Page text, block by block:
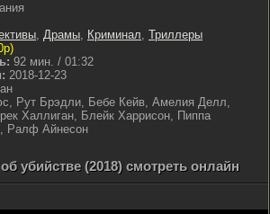
, Драмы, Криминал, Триллеры
92 мин. / 01:32
2018-12-23
Рут Брэдли, Бебе Кейв, Амелия Делл,
Халлиган, Блейк Харрисон, Пиппа
Ралф Айнесон
убийстве (2018) смотреть онлайн